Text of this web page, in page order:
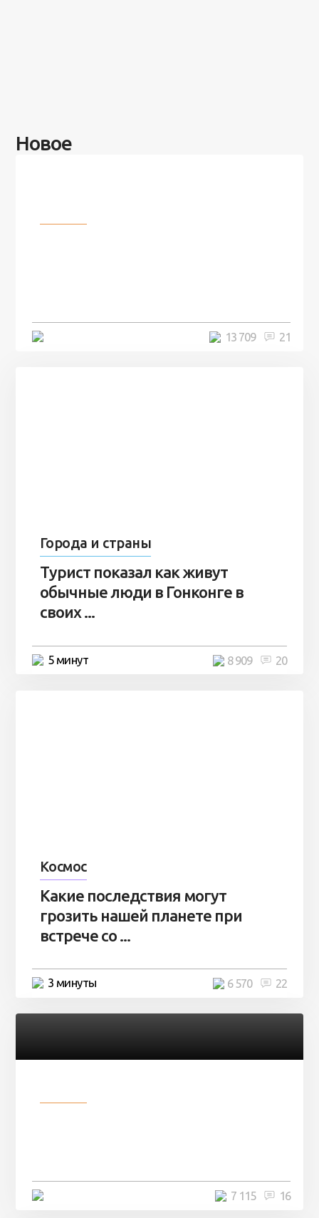
Новое
21
13 709
Города и страны
Турист показал как живут
обычные люди в Гонконге в
своих ...
5 минут 20
8 909
Космос
Какие последствия могут
грозить нашей планете при
встрече со ...
3 минуты 22
6 570
16
7 115